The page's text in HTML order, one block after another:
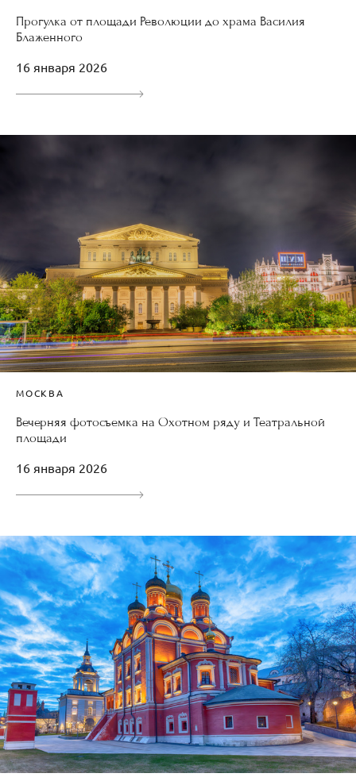
Прогулка от площади Революции до храма Василия
Блаженного
16 января 2026
МОСКВА
Вечерняя фотосъемка на Охотном ряду и Театральной
площади
16 января 2026